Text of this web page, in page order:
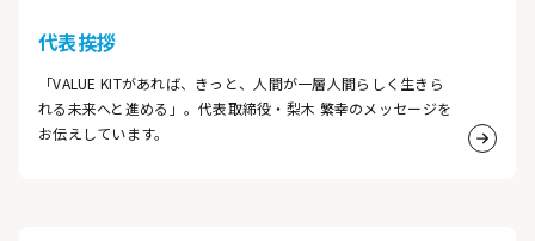
代表挨拶
「VALUE KITがあれば、きっと、人間が一層人間らしく生きら
れる未来へと進める」。代表取締役・梨木 繁幸のメッセージを
お伝えしています。
詳細は